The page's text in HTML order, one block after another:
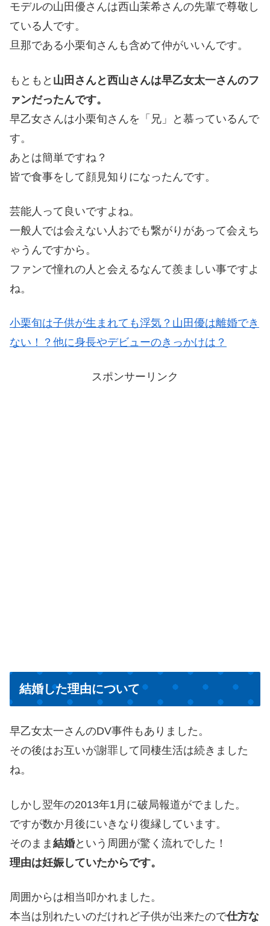
モデルの山田優さんは西山茉希さんの先輩で尊敬し
ている人です。
旦那である小栗旬さんも含めて仲がいいんです。
もともと 山田さんと西山さんは早乙女太一さんのフ
ァンだったんです。
早乙女さんは小栗旬さんを「兄」と慕っているんで
す。
あとは簡単ですね？
皆で食事をして顔見知りになったんです。
芸能人って良いですよね。
一般人では会えない人おでも繋がりがあって会えち
ゃうんですから。
ファンで憧れの人と会えるなんて羨ましい事ですよ
ね。
小栗旬は子供が生まれても浮気？山田優は離婚でき
ない！？他に身長やデビューのきっかけは？
スポンサーリンク
結婚した理由について
早乙女太一さんのDV事件もありました。
その後はお互いが謝罪して同棲生活は続きました
ね。
しかし翌年の2013年1月に破局報道がでました。
ですが数か月後にいきなり復縁しています。
そのまま 結婚という周囲が驚く流れでした！
理由は妊娠していたからです。
周囲からは相当叩かれました。
本当は別れたいのだけれど子供が出来たので仕方な